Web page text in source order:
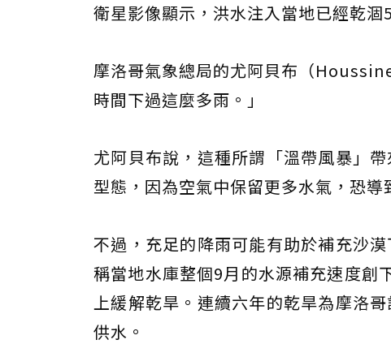
衛星影像顯示，洪水注入當地已經乾
摩洛哥氣象總局的尤阿貝布（
時間下過這麼多雨。」
尤阿貝布說，這種所謂「溫帶風暴」
型態，因為空氣中保留更多水氣，恐導
不過，充足的降雨可能有助於補充沙
稱當地水庫整個9月的水源補充速度創
上緩解乾旱。連續六年的乾旱為摩洛
供水。